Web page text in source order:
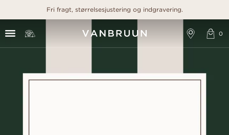
Fri fragt, størrelsesjustering og indgravering.